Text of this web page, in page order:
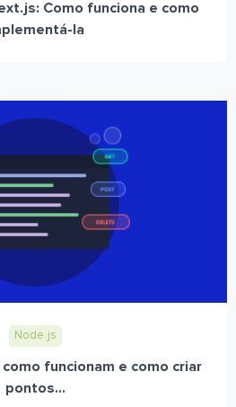
Como funciona e como
la
Node.js
funcionam e como criar
pontos...